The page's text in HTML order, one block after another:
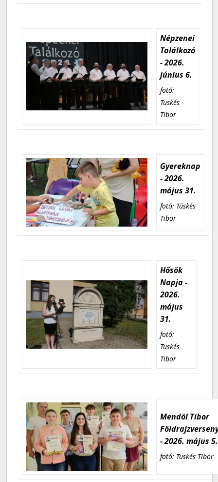
Népzenei
Találkozó
- 2026.
június 6.
fotó:
Tüskés
Tibor
Gyereknap
- 2026.
május 31.
fotó: Tüskés
Tibor
Hősök
Napja -
2026.
május
31.
fotó:
Tüskés
Tibor
Mendöl Tibor
- 2026. május 5.
fotó: Tüskés Tibor